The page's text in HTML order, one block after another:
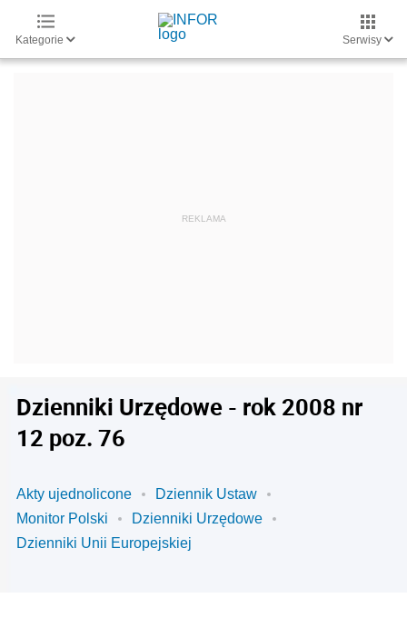
Kategorie Serwisy
Dzienniki Urzędowe - rok 2008 nr
12 poz. 76
Akty ujednolicone
Dziennik Ustaw
Monitor Polski
Dzienniki Urzędowe
Dzienniki Unii Europejskiej